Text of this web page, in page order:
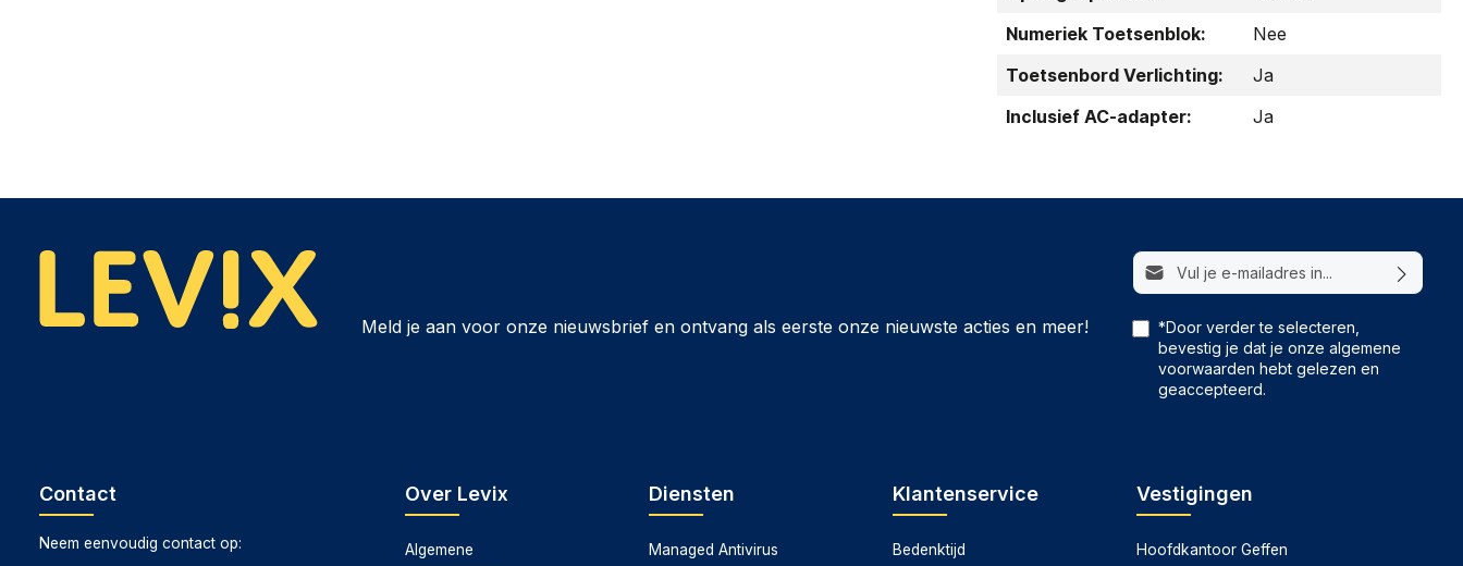
Met een 42 Wh accu, USB-C opladen, USB Power Delivery en een meegeleverde 65 watt adapter is de ASUS
Vivobook 14 M1407KA-LY090W een praktische laptop voor thuis, school, werk en onderweg.
Waarom kiezen voor de ASUS Vivobook 14 M1407KA-LY090W bij Levix.nl?
Numeriek Toetsenblok:
Nee
Toetsenbord Verlichting:
Ja
Inclusief AC-adapter:
Ja
Meld je aan voor onze nieuwsbrief en ontvang als eerste onze nieuwste acties en meer!
E-mailadres*
*Door verder te selecteren,
bevestig je dat je onzealgemene
voorwaarden hebt gelezen en
geaccepteerd.
Contact
Neem eenvoudig contact op:
Over Levix
Algemene
Diensten
Managed Antivirus
Klantenservice
Bedenktijd
Vestigingen
Hoofdkantoor Geffen